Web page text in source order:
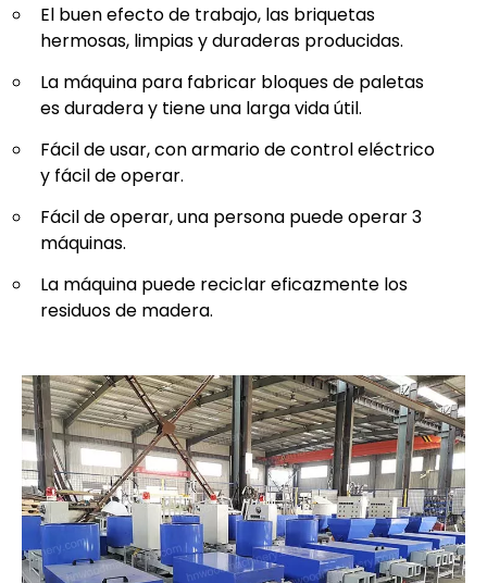
El buen efecto de trabajo, las briquetas
hermosas, limpias y duraderas producidas.
La máquina para fabricar bloques de paletas
es duradera y tiene una larga vida útil.
Fácil de usar, con armario de control eléctrico
y fácil de operar.
Fácil de operar, una persona puede operar 3
máquinas.
La máquina puede reciclar eficazmente los
residuos de madera.